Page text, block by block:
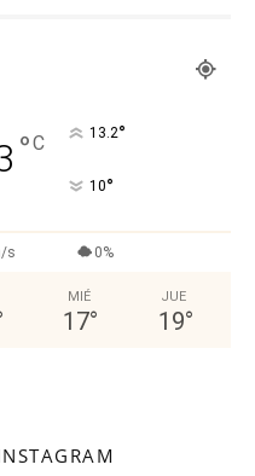
°C 13.2°
10°
s 0%
MIÉ
17°
JUE
19°